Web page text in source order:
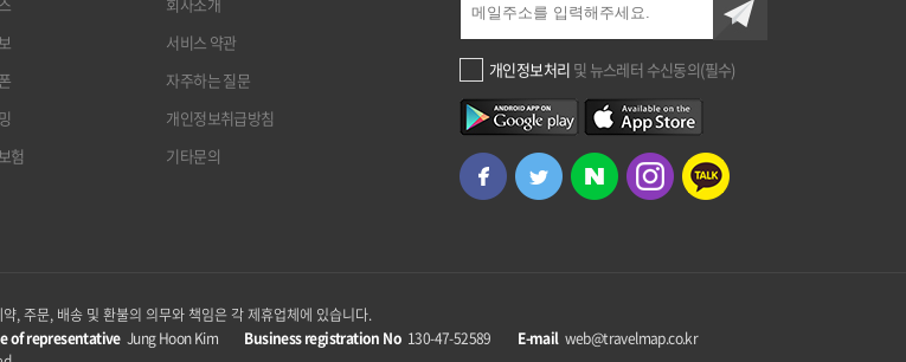
험
서비스 약관
자주하는 질문
개인정보취급방침
기타문의
개인정보처리 및 뉴스레터 수신동의(필수)
, 주문, 배송 및 환불의 의무와 책임은 각 제휴업체에 있습니다.
of representative Jung Hoon Kim Business registration No 130-47-52589 E-mail web@travelmap.co.kr